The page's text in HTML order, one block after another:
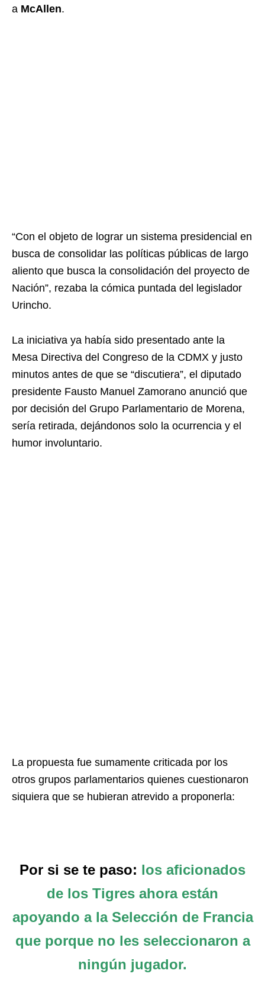
a McAllen.
“Con el objeto de lograr un sistema presidencial en
busca de consolidar las políticas públicas de largo
aliento que busca la consolidación del proyecto de
Nación”, rezaba la cómica puntada del legislador
Urincho.
La iniciativa ya había sido presentado ante la
Mesa Directiva del Congreso de la CDMX y justo
minutos antes de que se “discutiera”, el diputado
presidente Fausto Manuel Zamorano anunció que
por decisión del Grupo Parlamentario de Morena,
sería retirada, dejándonos solo la ocurrencia y el
humor involuntario.
La propuesta fue sumamente criticada por los
otros grupos parlamentarios quienes cuestionaron
siquiera que se hubieran atrevido a proponerla:
Por si se te paso: los aficionados
de los Tigres ahora están
apoyando a la Selección de Francia
que porque no les seleccionaron a
ningún jugador.